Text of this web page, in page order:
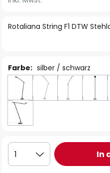
springen
Rotaliana String F1 DTW
Farbe: silber / schwarz
1 In